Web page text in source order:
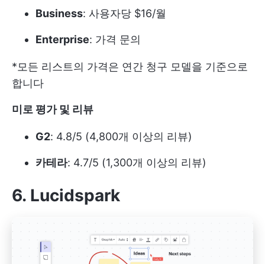
Business: 사용자당 $16/월
Enterprise: 가격 문의
*모든 리스트의 가격은 연간 청구 모델을 기준으로
합니다
미로 평가 및 리뷰
G2: 4.8/5 (4,800개 이상의 리뷰)
카테라: 4.7/5 (1,300개 이상의 리뷰)
6. Lucidspark